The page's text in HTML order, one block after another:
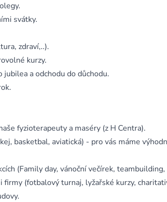
svátky.
zdraví,..).
kurzy.
a odchodu do důchodu.
fyzioterapeuty a maséry (z H Centra).
basketbal, aviatická) - pro vás máme
(Family day, vánoční večírek,
(fotbalový turnaj, lyžařské kurzy,